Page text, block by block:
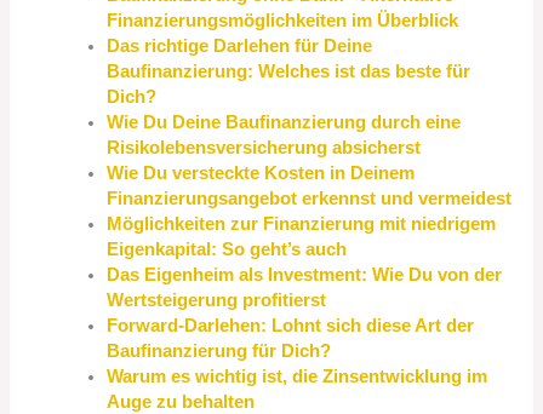
Finanzierungsmöglichkeiten im Überblick
Das richtige Darlehen für Deine
Baufinanzierung: Welches ist das beste für
Dich?
Wie Du Deine Baufinanzierung durch eine
Risikolebensversicherung absicherst
Wie Du versteckte Kosten in Deinem
Finanzierungsangebot erkennst und vermeidest
Möglichkeiten zur Finanzierung mit niedrigem
Eigenkapital: So geht’s auch
Das Eigenheim als Investment: Wie Du von der
Wertsteigerung profitierst
Forward-Darlehen: Lohnt sich diese Art der
Baufinanzierung für Dich?
Warum es wichtig ist, die Zinsentwicklung im
Auge zu behalten